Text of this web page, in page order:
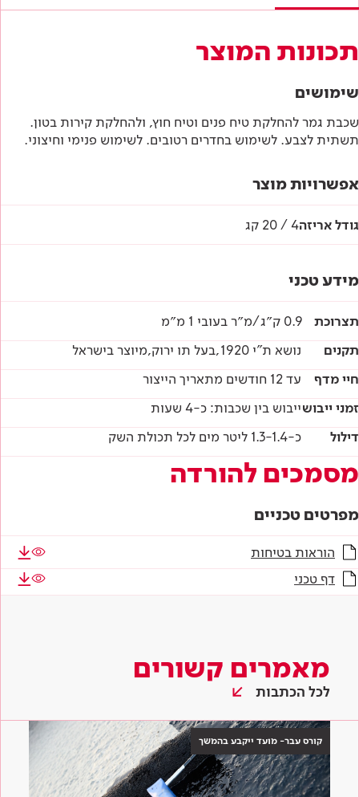
דף טכני
תכונות המוצר
שימושים
שכבת גמר להחלקת טיח פנים וטיח חוץ, ולהחלקת קירות בטון.
תשתית לצבע. לשימוש בחדרים רטובים. לשימוש פנימי וחיצוני.
אפשרויות מוצר
גודל אריזה4 / 20 קג
מידע טכני
תצרוכת
0.9 ק״ג/מ״ר בעובי 1 מ״מ
תקנים
נושא ת"י 1920,בעל תו ירוק,מיוצר בישראל
חיי מדף
עד 12 חודשים מתאריך הייצור
זמני ייבושייבוש בין שכבות: כ-4 שעות
דילול
כ-1.3-1.4 ליטר מים לכל תכולת השק
מסמכים להורדה
מפרטים טכניים
הוראות בטיחות
דף טכני
מאמרים קשורים
לכל הכתבות
קורס עבר- מועד ייקבע בהמשך